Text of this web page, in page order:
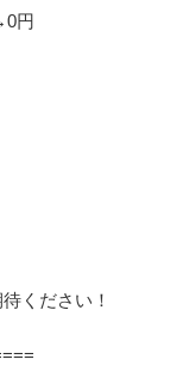
円
ください！